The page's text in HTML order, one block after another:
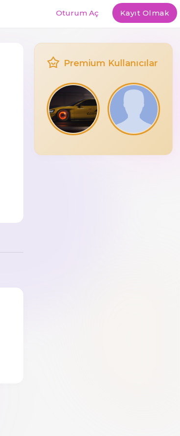
Oturum Aç Kayıt Olmak
Premium Kullanıcılar